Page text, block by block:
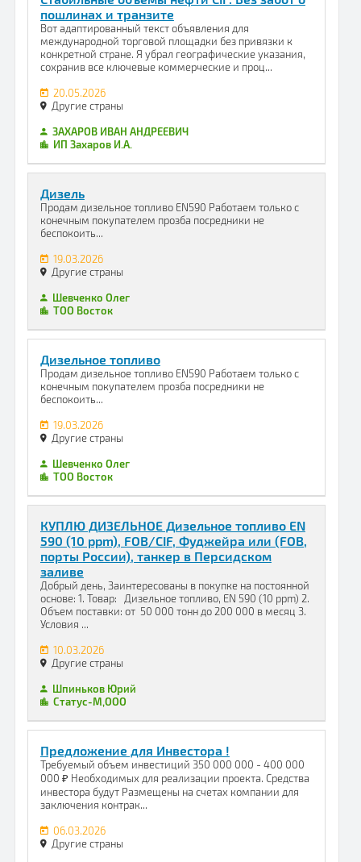
пошлинах и транзите
Вот адаптированный текст объявления для
международной торговой площадки без привязки к
конкретной стране. Я убрал географические указания,
сохранив все ключевые коммерческие и проц...
20.05.2026
Другие страны
ЗАХАРОВ ИВАН АНДРЕЕВИЧ
ИП Захаров И.А.
Дизель
Продам дизельное топливо EN590 Работаем только с
конечным покупателем прозба посредники не
беспокоить...
19.03.2026
Другие страны
Шевченко Олег
ТОО Восток
Дизельное топливо
Продам дизельное топливо EN590 Работаем только с
конечным покупателем прозба посредники не
беспокоить...
19.03.2026
Другие страны
Шевченко Олег
ТОО Восток
КУПЛЮ ДИЗЕЛЬНОЕ Дизельное топливо EN
590 (10 ppm), FOB/CIF, Фуджейра или (FOB,
порты России), танкер в Персидском
заливе
Добрый день, Заинтересованы в покупке на постоянной
основе: 1. Товар: Дизельное топливо, EN 590 (10 ppm) 2.
Объем поставки: от 50 000 тонн до 200 000 в месяц 3.
Условия ...
10.03.2026
Другие страны
Шпиньков Юрий
Статус-М,ООО
Предложение для Инвестора !
Требуемый объем инвестиций 350 000 000 - 400 000
000 ₽ Необходимых для реализации проекта. Средства
инвестора будут Размещены на счетах компании для
заключения контрак...
06.03.2026
Другие страны